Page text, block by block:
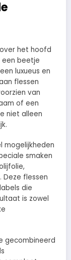
het hoofd
een beetje
luxueus en
flessen
van
of een
niet alleen
mogelijkheden
smaken
Deze flessen
die
is zowel
gecombineerd